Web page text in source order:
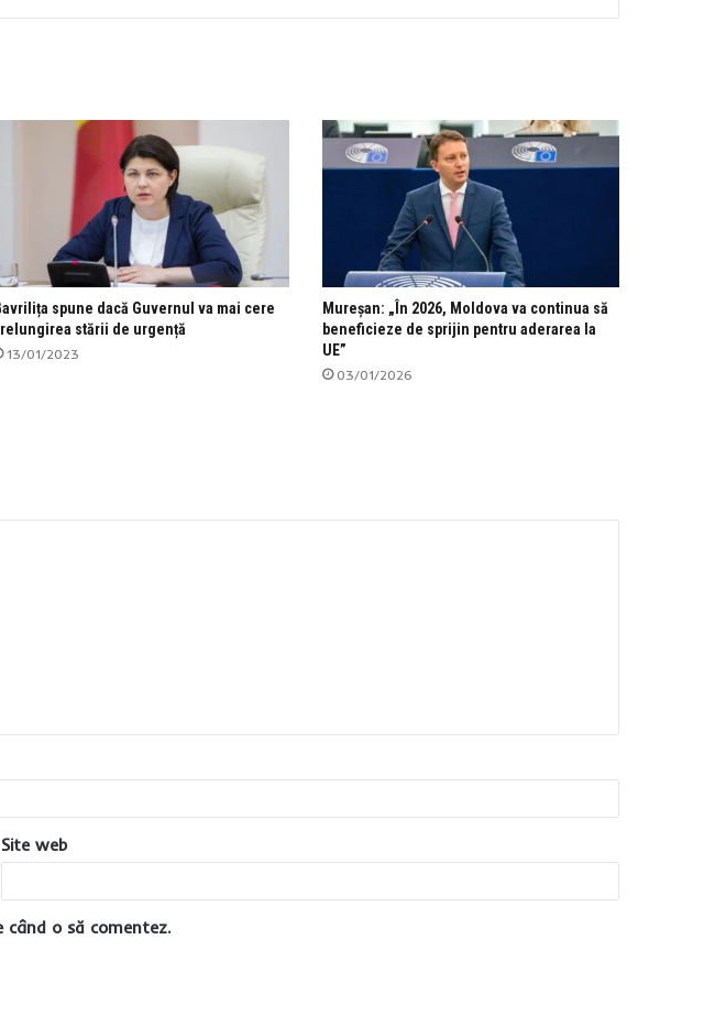
spune dacă Guvernul va mai cere
stării de urgență
13/01/2023
Mureșan: „În 2026, Moldova va continua să
beneficieze de sprijin pentru aderarea la
UE”
03/01/2026
Site web
o să comentez.